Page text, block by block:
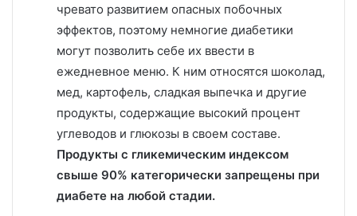
чревато развитием опасных побочных
эффектов, поэтому немногие диабетики
могут позволить себе их ввести в
ежедневное меню. К ним относятся шоколад,
мед, картофель, сладкая выпечка и другие
продукты, содержащие высокий процент
углеводов и глюкозы в своем составе.
Продукты с гликемическим индексом
свыше 90% категорически запрещены при
диабете на любой стадии.